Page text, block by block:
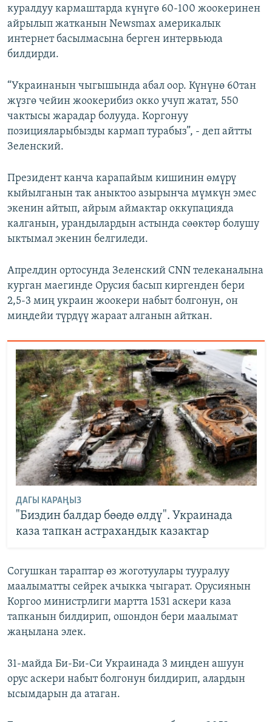
куралдуу кармаштарда күнүгө 60-100 жоокеринен
айрылып жатканын Newsmax америкалык
интернет басылмасына берген интервьюда
билдирди.
“Украинанын чыгышында абал оор. Күнүнө 60тан
жүзгө чейин жоокерибиз окко учуп жатат, 550
чактысы жарадар болууда. Коргонуу
позицияларыбызды кармап турабыз”, - деп айтты
Зеленский.
Президент канча карапайым кишинин өмүрү
кыйылганын так аныктоо азырынча мүмкүн эмес
экенин айтып, айрым аймактар оккупацияда
калганын, урандылардын астында сөөктөр болушу
ыктымал экенин белгиледи.
Апрелдин ортосунда Зеленский CNN телеканалына
курган маегинде Орусия басып киргенден бери
2,5-3 миң украин жоокери набыт болгонун, он
миңдейи түрдүү жараат алганын айткан.
ДАГЫ КАРАҢЫЗ
"Биздин балдар бөөдө өлдү". Украинада
каза тапкан астрахандык казактар
Согушкан тараптар өз жоготуулары тууралуу
маалыматты сейрек ачыкка чыгарат. Орусиянын
Коргоо министрлиги мартта 1531 аскери каза
тапканын билдирип, ошондон бери маалымат
жаңылана элек.
31-майда Би-Би-Си Украинада 3 миңден ашуун
орус аскери набыт болгонун билдирип, алардын
ысымдарын да атаган.